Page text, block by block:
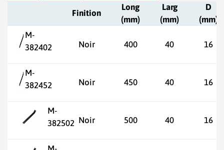
Finition
Long
(mm)
Larg
(mm)
D
(mm)
M-
382402
Noir 400 40 16
M-
382452
Noir 450 40 16
M-
382502 Noir 500 40 16